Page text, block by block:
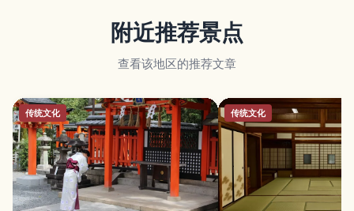
附近推荐景点
查看该地区的推荐文章
传统文化 传统文化